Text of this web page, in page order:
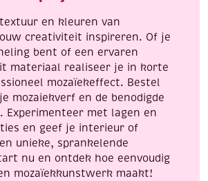
en kleuren van
creativiteit inspireren. Of je
bent of een ervaren
materiaal realiseer je in korte
mozaïekeffect. Bestel
mozaiekverf en de benodigde
Experimenteer met lagen en
en geef je interieur of
unieke, sprankelende
nu en ontdek hoe eenvoudig
mozaïekkunstwerk maakt!